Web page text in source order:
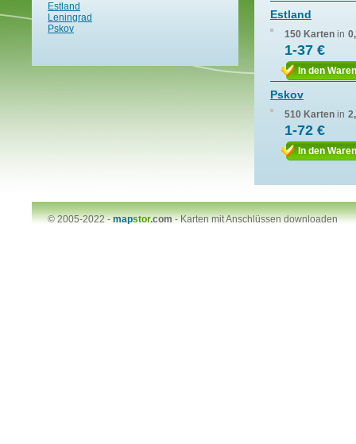
Estland
Leningrad
Pskov
Estland
150 Karten in
1-37 €
In den
Pskov
510 Karten in
1-72 €
In den
© 2005-2022 -mapstor.com-Karten mit Anschlüssen downloaden